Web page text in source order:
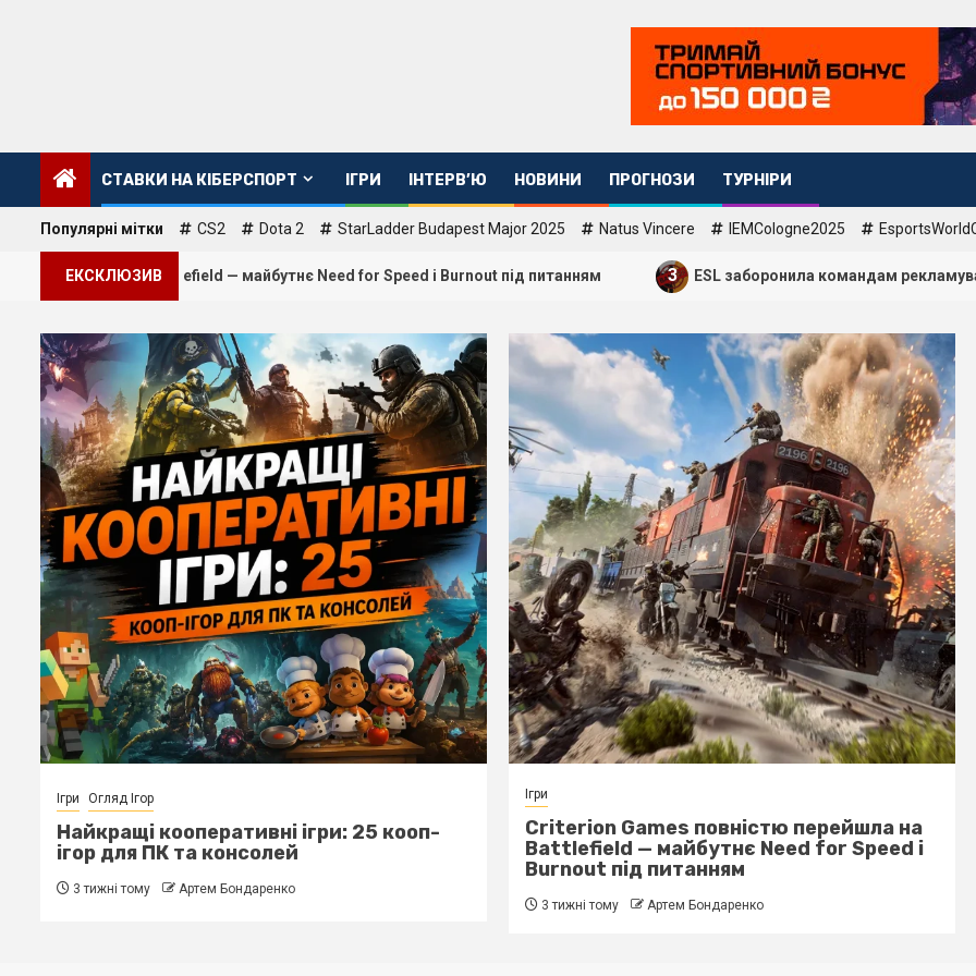
CТАВКИ НА КІБЕРСПОРТ ІГРИ ІНТЕРВ’Ю НОВИНИ ПРОГНОЗИ ТУРНІРИ
Популярні мітки CS2 Dota 2 StarLadder Budapest Major 2025 Natus Vincere IEMCologne2025
ЕКСКЛЮЗИВ
на Battlefield — майбутнє Need for Speed і Burnout під питанням 3 ESL заборонила командам рекламувати сайти зі
кооп-
Ігри
Criterion Games повністю перейшла на
Battlefield — майбутнє Need for Speed і
ESL заборонила командам
сайти зі скінами CS2 та кейсами